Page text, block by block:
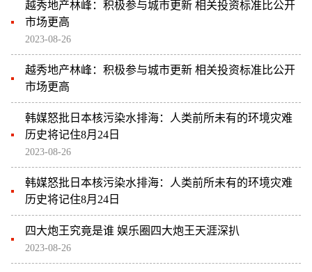
越秀地产林峰：积极参与城市更新 相关投资标准比公开
市场更高
2023-08-26
越秀地产林峰：积极参与城市更新 相关投资标准比公开
市场更高
韩媒怒批日本核污染水排海：人类前所未有的环境灾难
历史将记住8月24日
2023-08-26
韩媒怒批日本核污染水排海：人类前所未有的环境灾难
历史将记住8月24日
四大炮王究竟是谁 娱乐圈四大炮王天涯深扒
2023-08-26